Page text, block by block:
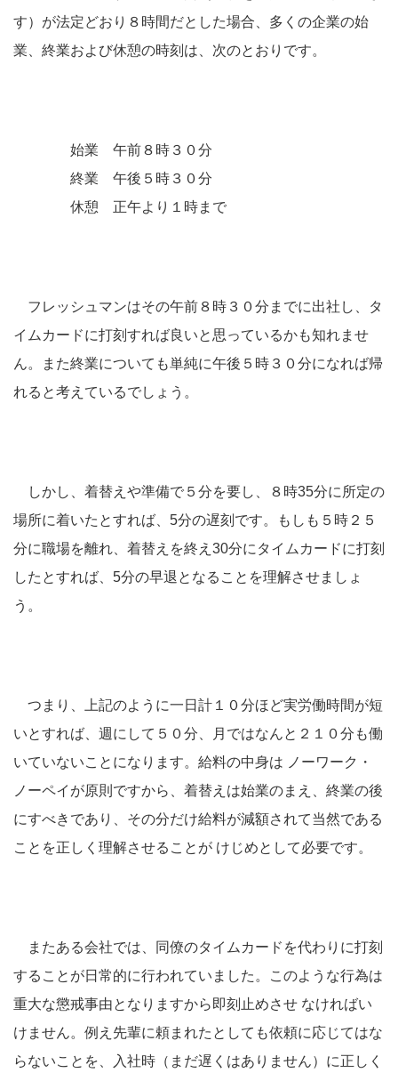
す）が法定どおり８時間だとした場合、多くの企業の始
業、終業および休憩の時刻は、次のとおりです。
始業 午前８時３０分
終業 午後５時３０分
休憩 正午より１時まで
フレッシュマンはその午前８時３０分までに出社し、タ
イムカードに打刻すれば良いと思っているかも知れませ
ん。また終業についても単純に午後５時３０分になれば帰
れると考えているでしょう。
しかし、着替えや準備で５分を要し、８時35分に所定の
場所に着いたとすれば、5分の遅刻です。もしも５時２５
分に職場を離れ、着替えを終え30分にタイムカードに打刻
したとすれば、5分の早退となることを理解させましょ
う。
つまり、上記のように一日計１０分ほど実労働時間が短
いとすれば、週にして５０分、月ではなんと２１０分も働
いていないことになります。給料の中身は ノーワーク・
ノーペイが原則ですから、着替えは始業のまえ、終業の後
にすべきであり、その分だけ給料が減額されて当然である
ことを正しく理解させることが けじめとして必要です。
またある会社では、同僚のタイムカードを代わりに打刻
することが日常的に行われていました。このような行為は
重大な懲戒事由となりますから即刻止めさせ なければい
けません。例え先輩に頼まれたとしても依頼に応じてはな
らないことを、入社時（まだ遅くはありません）に正しく